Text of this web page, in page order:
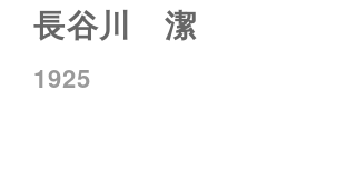
長谷川 潔
1925